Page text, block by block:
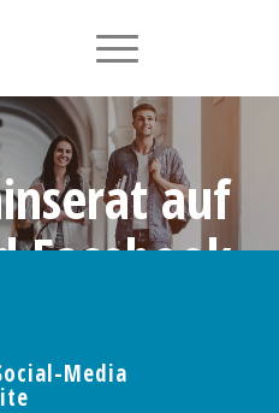
auf
Facebook
Media